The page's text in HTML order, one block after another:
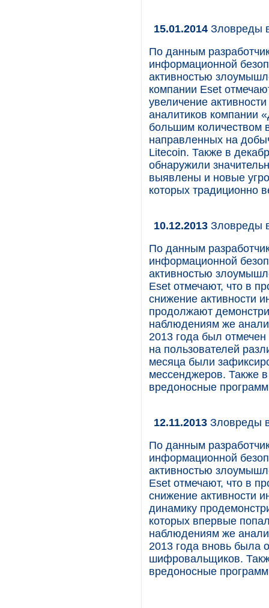
15.01.2014 Зловреды
По данным
информационной
активностью
компании Eset
увеличение
аналитиков компании
большим количеством
направленных на
Litecoin. Также в
обнаружили
выявлены и новые
которых традиционно
10.12.2013 Зловреды
По данным
информационной
активностью
Eset отмечают, что в
снижение активности
продолжают
наблюдениям же
2013 года был
на пользователей
месяца были
мессенджеров. Также
вредоносные
12.11.2013 Зловреды
По данным
информационной
активностью
Eset отмечают, что в
снижение активности
динамику
которых впервые
наблюдениям же
2013 года вновь была
шифровальщиков.
вредоносные